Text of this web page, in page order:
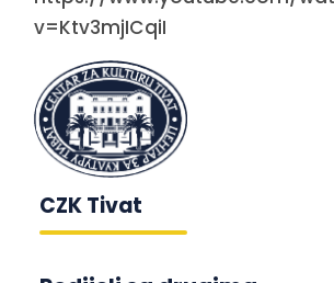
CZK Tivat
v=Ktv3mjICqiI